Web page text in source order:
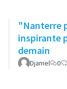
"Nanterre
inspirante
demain
Djamel 0